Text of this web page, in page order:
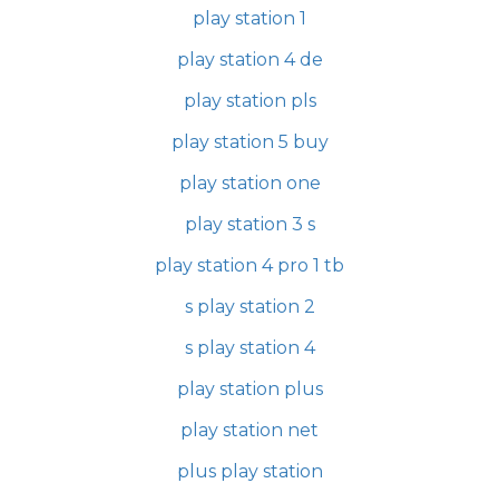
play station 1
play station 4 de
play station pls
play station 5 buy
play station one
play station 3 s
play station 4 pro 1 tb
s play station 2
s play station 4
play station plus
play station net
plus play station